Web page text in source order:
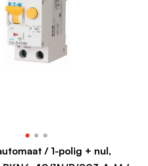
/ 1-polig + nul,